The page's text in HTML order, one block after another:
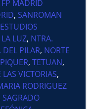
MADRID
, SANROMAN
LUZ, NTRA.
DEL PILAR, NORTE
, TETUAN,
VICTORIAS,
RODRIGUEZ
SAGRADO